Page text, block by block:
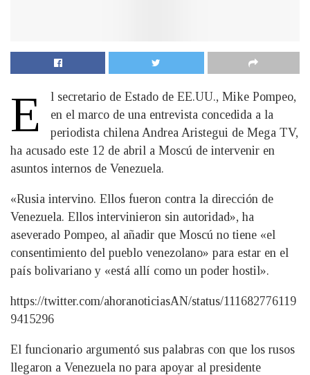
E
l secretario de Estado de EE.UU., Mike Pompeo,
en el marco de una entrevista concedida a la
periodista chilena Andrea Aristegui de Mega TV,
ha acusado este 12 de abril a Moscú de intervenir en
asuntos internos de Venezuela.
«Rusia intervino. Ellos fueron contra la dirección de
Venezuela. Ellos intervinieron sin autoridad», ha
aseverado Pompeo, al añadir que Moscú no tiene «el
consentimiento del pueblo venezolano» para estar en el
país bolivariano y «está allí como un poder hostil».
https://twitter.com/ahoranoticiasAN/status/111682776119
9415296
El funcionario argumentó sus palabras con que los rusos
llegaron a Venezuela no para apoyar al presidente